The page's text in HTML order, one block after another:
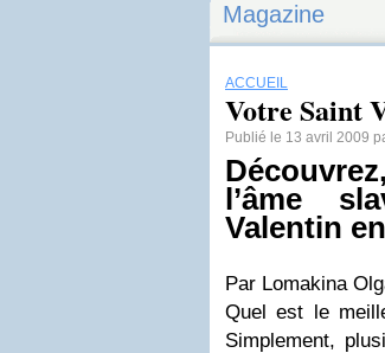
Magazine
ACCUEIL
Votre Saint
Publié le 13 avril 2009
l’âme
Valentin
Par Lomakina
Quel est le
Simplement,